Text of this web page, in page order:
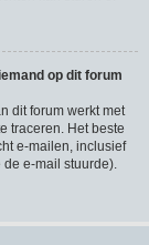
op dit forum
dit forum werkt met
traceren. Het beste
e-mailen, inclusief
e-mail stuurde).